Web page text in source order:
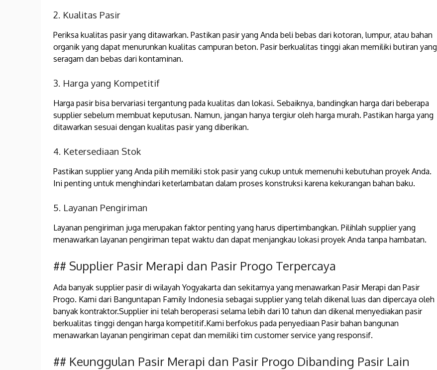
2. Kualitas Pasir
Periksa kualitas pasir yang ditawarkan. Pastikan pasir yang Anda beli bebas dari kotoran, lumpur, atau bahan
organik yang dapat menurunkan kualitas campuran beton. Pasir berkualitas tinggi akan memiliki butiran yang
seragam dan bebas dari kontaminan.
3. Harga yang Kompetitif
Harga pasir bisa bervariasi tergantung pada kualitas dan lokasi. Sebaiknya, bandingkan harga dari beberapa
supplier sebelum membuat keputusan. Namun, jangan hanya tergiur oleh harga murah. Pastikan harga yang
ditawarkan sesuai dengan kualitas pasir yang diberikan.
4. Ketersediaan Stok
Pastikan supplier yang Anda pilih memiliki stok pasir yang cukup untuk memenuhi kebutuhan proyek Anda.
Ini penting untuk menghindari keterlambatan dalam proses konstruksi karena kekurangan bahan baku.
5. Layanan Pengiriman
Layanan pengiriman juga merupakan faktor penting yang harus dipertimbangkan. Pilihlah supplier yang
menawarkan layanan pengiriman tepat waktu dan dapat menjangkau lokasi proyek Anda tanpa hambatan.
## Supplier Pasir Merapi dan Pasir Progo Terpercaya
Ada banyak supplier pasir di wilayah Yogyakarta dan sekitarnya yang menawarkan Pasir Merapi dan Pasir
Progo. Kami dari Banguntapan Family Indonesia sebagai supplier yang telah dikenal luas dan dipercaya oleh
banyak kontraktor.Supplier ini telah beroperasi selama lebih dari 10 tahun dan dikenal menyediakan pasir
berkualitas tinggi dengan harga kompetitif.Kami berfokus pada penyediaan Pasir bahan bangunan
menawarkan layanan pengiriman cepat dan memiliki tim customer service yang responsif.
## Keunggulan Pasir Merapi dan Pasir Progo Dibanding Pasir Lain